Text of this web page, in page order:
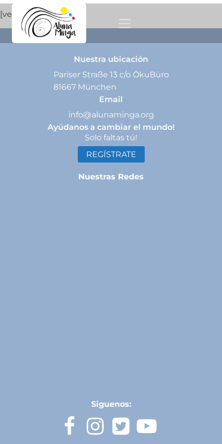
[venue_dashboard]
Nuestra ubicación
Pariser Straße 13 c/o ÖkuBüro
81667 München
Email
info@alunaminga.org
Ayúdanos a cambiar el mundo!
Solo faltas tú!
REGÍSTRATE
Nuestras Redes
Siguenos: